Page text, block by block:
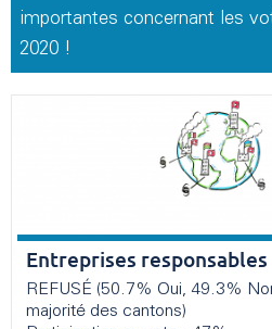
importantes concernant les
2020 !
Entreprises responsables
REFUSÉ (50.7% Oui, 49.3%
majorité des cantons)